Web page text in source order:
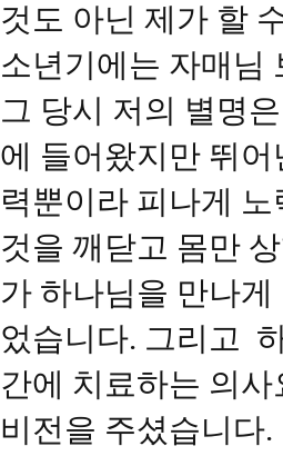
것도 아닌 제가 할
소년기에는 자매님
그 당시 저의 별명
에 들어왔지만 뛰
력뿐이라 피나게
것을 깨닫고 몸만
가 하나님을 만나
었습니다. 그리고
간에 치료하는 의
비전을 주셨습니다